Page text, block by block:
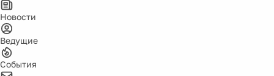
Новости
Ведущие
События